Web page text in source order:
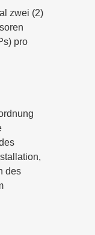
zwei (2)
pro
des